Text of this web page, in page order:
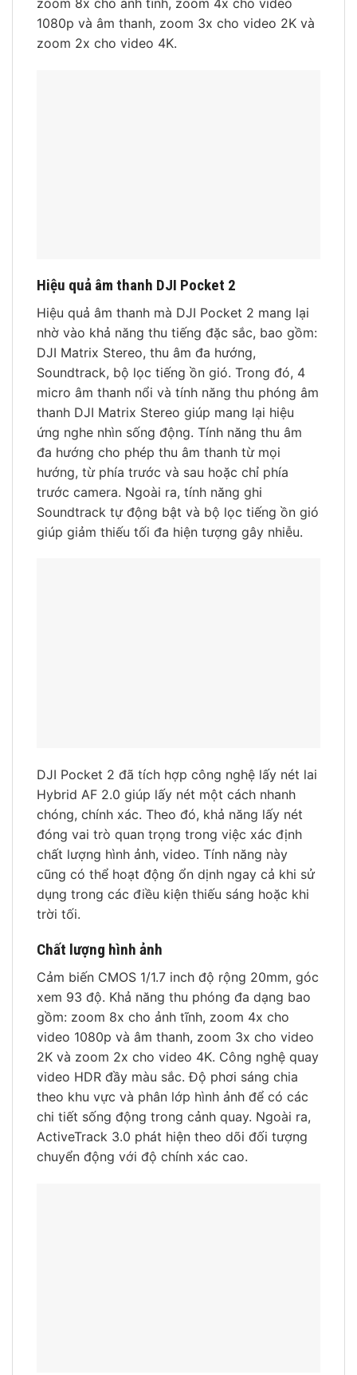
zoom 8x cho ảnh tĩnh, zoom 4x cho video
1080p và âm thanh, zoom 3x cho video 2K và
zoom 2x cho video 4K.
Hiệu quả âm thanh DJI Pocket 2
Hiệu quả âm thanh mà DJI Pocket 2 mang lại
nhờ vào khả năng thu tiếng đặc sắc, bao gồm:
DJI Matrix Stereo, thu âm đa hướng,
Soundtrack, bộ lọc tiếng ồn gió. Trong đó, 4
micro âm thanh nổi và tính năng thu phóng âm
thanh DJI Matrix Stereo giúp mang lại hiệu
ứng nghe nhìn sống động. Tính năng thu âm
đa hướng cho phép thu âm thanh từ mọi
hướng, từ phía trước và sau hoặc chỉ phía
trước camera. Ngoài ra, tính năng ghi
Soundtrack tự động bật và bộ lọc tiếng ồn gió
giúp giảm thiếu tối đa hiện tượng gây nhiễu.
DJI Pocket 2 đã tích hợp công nghệ lấy nét lai
Hybrid AF 2.0 giúp lấy nét một cách nhanh
chóng, chính xác. Theo đó, khả năng lấy nét
đóng vai trò quan trọng trong việc xác định
chất lượng hình ảnh, video. Tính năng này
cũng có thể hoạt động ổn dịnh ngay cả khi sử
dụng trong các điều kiện thiếu sáng hoặc khi
trời tối.
Chất lượng hình ảnh
Cảm biến CMOS 1/1.7 inch độ rộng 20mm, góc
xem 93 độ. Khả năng thu phóng đa dạng bao
gồm: zoom 8x cho ảnh tĩnh, zoom 4x cho
video 1080p và âm thanh, zoom 3x cho video
2K và zoom 2x cho video 4K. Công nghệ quay
video HDR đầy màu sắc. Độ phơi sáng chia
theo khu vực và phân lớp hình ảnh để có các
chi tiết sống động trong cảnh quay. Ngoài ra,
ActiveTrack 3.0 phát hiện theo dõi đối tượng
chuyển động với độ chính xác cao.